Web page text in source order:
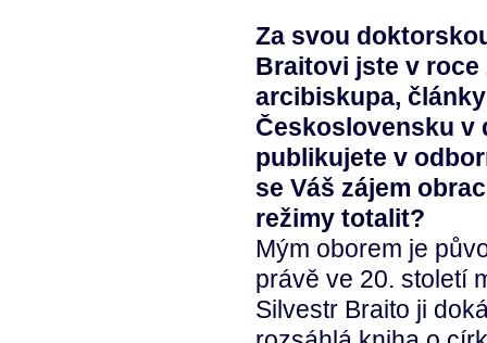
Za svou
Braitovi jste v roce
arcibiskupa,
Československu v
publikujete v
se Váš zájem
režimy totalit?
Mým oborem je
právě ve 20. století
Silvestr Braito ji